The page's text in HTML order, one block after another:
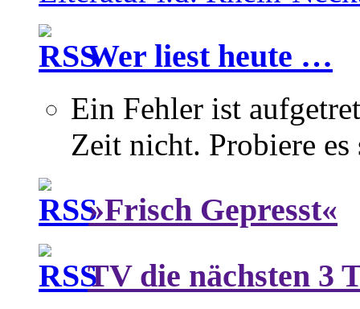
Wer liest heute …
Ein Fehler ist
Zeit nicht. Probiere
»Frisch Gepresst«
TV die nächsten 3